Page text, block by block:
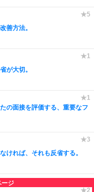
善方法。
が大切。
の面接を評価する、重要なフ
ければ、それも反省する。